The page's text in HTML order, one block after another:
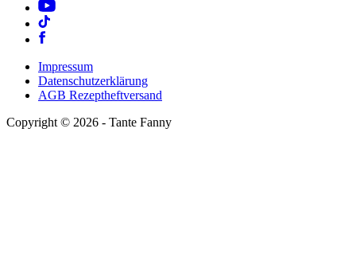
Impressum
Datenschutzerklärung
AGB Rezeptheftversand
Copyright © 2026 - Tante Fanny